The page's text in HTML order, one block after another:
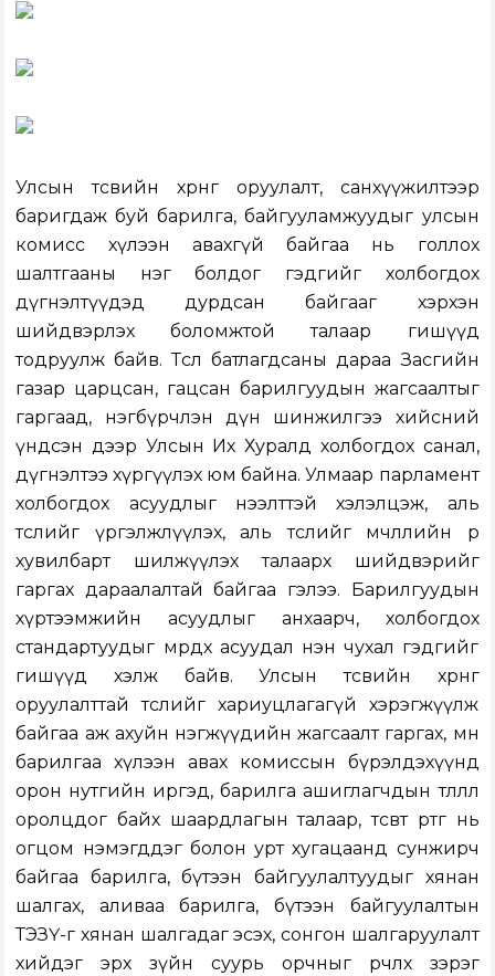
Улсын төсвийн хөрөнгө оруулалт, санхүүжилтээр
баригдаж буй барилга, байгууламжуудыг улсын
комисс хүлээн авахгүй байгаа нь голлох
шалтгааны нэг болдог гэдгийг холбогдох
дүгнэлтүүдэд дурдсан байгааг хэрхэн
шийдвэрлэх боломжтой талаар гишүүд
тодруулж байв. Төсөл батлагдсаны дараа Засгийн
газар царцсан, гацсан барилгуудын жагсаалтыг
гаргаад, нэгбүрчлэн дүн шинжилгээ хийсний
үндсэн дээр Улсын Их Хуралд холбогдох санал,
дүгнэлтээ хүргүүлэх юм байна. Улмаар парламент
холбогдох асуудлыг нээлттэй хэлэлцэж, аль
төслийг үргэлжлүүлэх, аль төслийг өмчлөлийн өөр
хувилбарт шилжүүлэх талаарх шийдвэрийг
гаргах дараалалтай байгаа гэлээ. Барилгуудын
хүртээмжийн асуудлыг анхаарч, холбогдох
стандартуудыг мөрдөх асуудал нэн чухал гэдгийг
гишүүд хэлж байв. Улсын төсвийн хөрөнгө
оруулалттай төслийг хариуцлагагүй хэрэгжүүлж
байгаа аж ахуйн нэгжүүдийн жагсаалт гаргах, мөн
барилгаа хүлээн авах комиссын бүрэлдэхүүнд
орон нутгийн иргэд, барилга ашиглагчдын төлөөлөл
оролцдог байх шаардлагын талаар, төсөвт өртөг нь
огцом нэмэгддэг болон урт хугацаанд сунжирч
байгаа барилга, бүтээн байгуулалтуудыг хянан
шалгах, аливаа барилга, бүтээн байгуулалтын
ТЭЗҮ-г хянан шалгадаг эсэх, сонгон шалгаруулалт
хийдэг эрх зүйн суурь орчныг өөрчлөх зэрэг